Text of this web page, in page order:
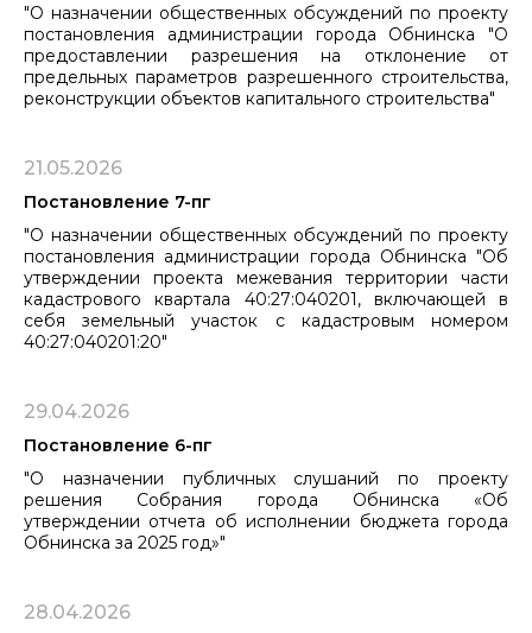
"О назначении общественных обсуждений по проекту
постановления администрации города Обнинска "О
предоставлении разрешения на отклонение от
предельных параметров разрешенного строительства,
реконструкции объектов капитального строительства"
21.05.2026
Постановление 7-пг
"О назначении общественных обсуждений по проекту
постановления администрации города Обнинска "Об
утверждении проекта межевания территории части
кадастрового квартала 40:27:040201, включающей в
себя земельный участок с кадастровым номером
40:27:040201:20"
29.04.2026
Постановление 6-пг
"О назначении публичных слушаний по проекту
решения Собрания города Обнинска «Об
утверждении отчета об исполнении бюджета города
Обнинска за 2025 год»"
28.04.2026